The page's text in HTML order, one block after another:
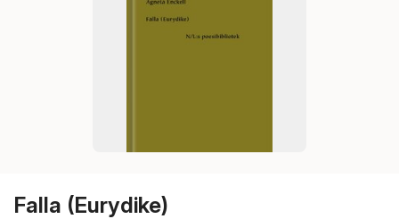
Falla (Eurydike)